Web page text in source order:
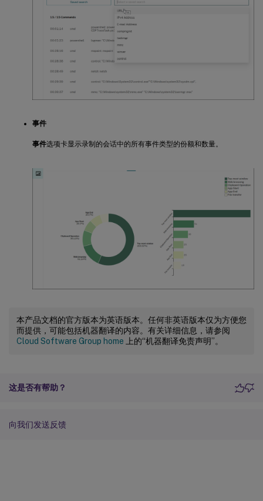
事件
事件选项卡显示录制的会话中的所有事件类型的份额和数量。
本产品文档的官方版本为英语版本。任何非英语版本仅为方便您
而提供，可能包括机器翻译的内容。有关详细信息，请参阅
Cloud Software Group home 上的“机器翻译免责声明”。
这是否有帮助？
向我们发送反馈